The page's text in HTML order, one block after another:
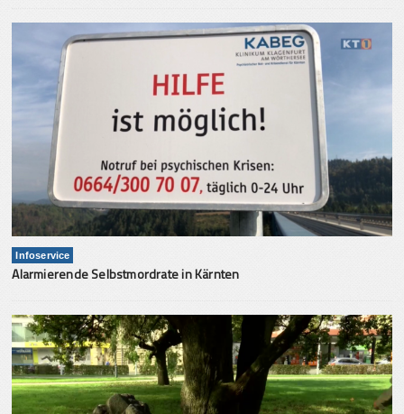
Infoservice
Alarmierende Selbstmordrate in Kärnten